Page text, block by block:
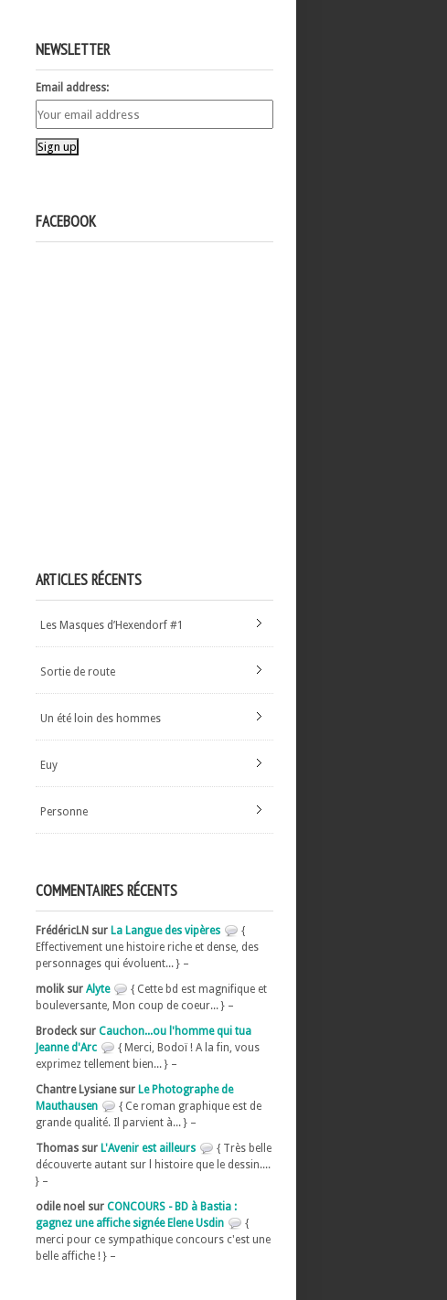
NEWSLETTER
Email address:
FACEBOOK
ARTICLES RÉCENTS
Les Masques d’Hexendorf #1
Sortie de route
Un été loin des hommes
Euy
Personne
COMMENTAIRES RÉCENTS
FrédéricLN sur La Langue des vipères
{
Effectivement une histoire riche et dense, des
personnages qui évoluent... } –
molik sur Alyte
{ Cette bd est magnifique et
bouleversante, Mon coup de coeur... } –
Brodeck sur Cauchon...ou l'homme qui tua
Jeanne d'Arc
{ Merci, Bodoï ! A la fin, vous
exprimez tellement bien... } –
Chantre Lysiane sur Le Photographe de
Mauthausen
{ Ce roman graphique est de
grande qualité. Il parvient à... } –
Thomas sur L'Avenir est ailleurs
{ Très belle
découverte autant sur l histoire que le dessin....
} –
odile noel sur CONCOURS - BD à Bastia :
gagnez une affiche signée Elene Usdin
{
merci pour ce sympathique concours c'est une
belle affiche ! } –